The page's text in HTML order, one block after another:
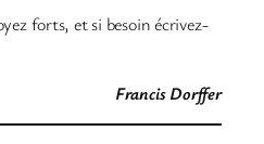
forts, et si besoin écrivez-
Francis Dorffer